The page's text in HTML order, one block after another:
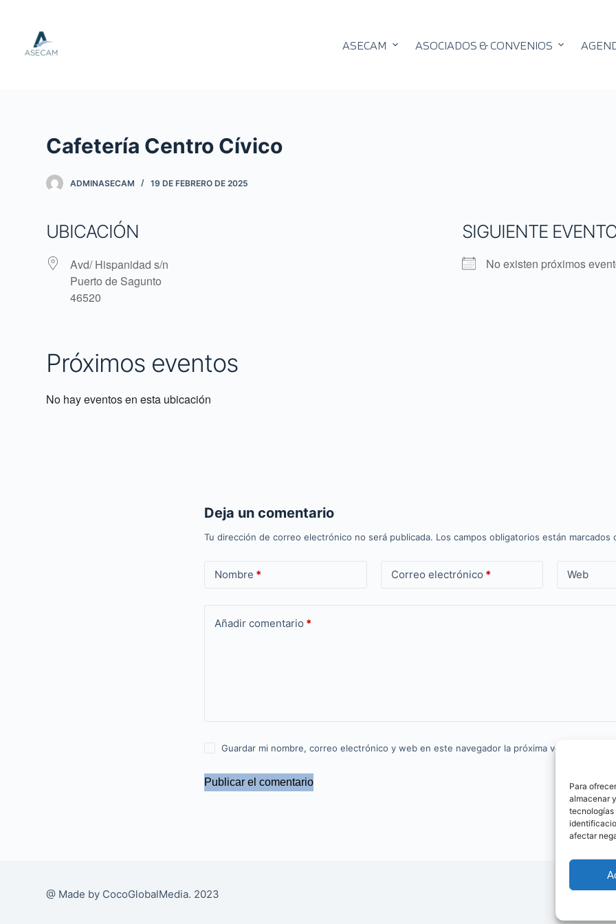
Para
almacenar
tecnologías
afectar
ASECAM ASOCIADOS & CONVENIOS
Cafetería Centro Cívico
ADMINASECAM 19 DE FEBRERO DE 2025
UBICACIÓN
Avd/ Hispanidad s/n
Puerto de Sagunto
46520
SIGUIENTE
No existen próximos
Próximos eventos
No hay eventos en esta ubicación
Deja un comentario
Tu dirección de correo electrónico no será publicada. Los campos obligatorios están marcados
Nombre * Correo electrónico * Web
Añadir comentario *
Guardar mi nombre, correo electrónico y web en este navegador la próxima vez que
Publicar el comentario
@ Made by CocoGlobalMedia. 2023